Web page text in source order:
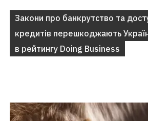
Закони про банкрутство та
кредитів перешкоджають
в рейтингу Doing Business